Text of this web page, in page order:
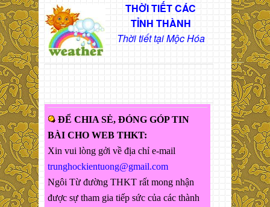
THỜI TIẾT CÁC
TỈNH THÀNH
Thời tiết tại Mộc Hóa
ĐỂ CHIA SẺ, ĐÓNG GÓP TIN
BÀI CHO WEB THKT:
Xin vui lòng gởi về địa chỉ e-mail
trunghockientuong@gmail.com
Ngôi Từ đường THKT rất mong nhận
được sự tham gia tiếp sức của các thành